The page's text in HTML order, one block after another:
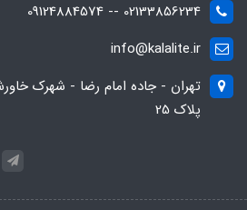
02133856234 -- 09124884574
info@kalalite.ir
پلاک 25